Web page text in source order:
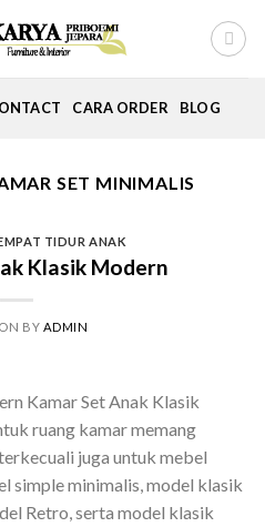
CARA ORDER BLOG
SET MINIMALIS
TIDUR ANAK
Klasik Modern
BY ADMIN
Kamar Set Anak Klasik
ruang kamar memang
juga untuk mebel
simple minimalis, model klasik
Retro, serta model klasik